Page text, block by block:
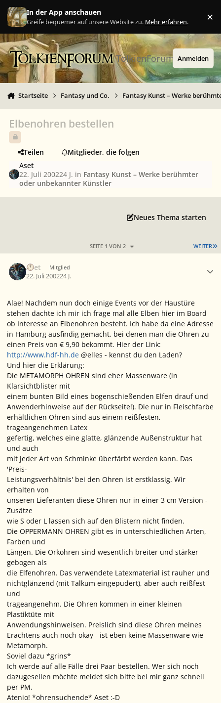
Zu Inhalt springen
In der App anschauen
Greife bequemer auf unsere Website zu. Mehr erfahren. ×
TolkienForum Anmelden
Startseite Fantasy und Co. Fantasy Kunst – Werke
Elbenohren bestellen
Teilen
Mitglieder, die folgen
Aset
22. Juli 200224 J. in Fantasy Kunst – Werke berühmter
oder unbekannter Künstler
Neues Thema starten
WEITER
SEITE 1 VON 2
Aset Mitglied
22. Juli 200224 J.
Alae! Nachdem nun doch einige Events vor der Haustüre
stehen dachte ich mir ich frage mal alle Elben hier im Board
ob Interesse an Elbenohren besteht. Ich habe da eine Adresse
in Hamburg ausfindig gemacht, bei denen man die Ohren zu
einen Preis von € 9,90 bekommt. Hier der Link:
http://www.hdf-hh.de @elles - kennst du den Laden?
Und hier die Erklärung:
Die METAMORPH OHREN sind eher Massenware (in
Klarsichtblister mit
einem bunten Bild eines bogenschießenden Elfen drauf und
Anwenderhinweise auf der Rückseite!). Die nur in Fleischfarbe
erhältlichen Ohren sind aus einem reißfesten,
trageangenehmen Latex
gefertig, welches eine glatte, glänzende Außenstruktur hat
und auch
mit jeder Art von Schminke überfärbt werden kann. Das
'Preis-
Leistungsverhältnis' bei den Ohren ist erstklassig. Wir
erhalten von
unseren Lieferanten diese Ohren nur in einer 3 cm Version -
Zusätze
wie S oder L lassen sich auf den Blistern nicht finden.
Die OPPERMANN OHREN gibt es in unterschiedlichen Arten,
Farben und
Längen. Die Orkohren sind wesentlich breiter und stärker
gebogen als
die Elfenohren. Das verwendete Latexmaterial ist rauher und
nichtglänzend (mit Talkum eingepudert), aber auch reißfest
und
trageangenehm. Die Ohren kommen in einer kleinen
Plastiktüte mit
Anwendungshinweisen. Preislich sind diese Ohren meines
Erachtens auch noch okay - ist eben keine Massenware wie
Metamorph.
Soviel dazu *grins*
Ich werde auf alle Fälle drei Paar bestellen. Wer sich noch
dazugesellen möchte meldet sich bitte bei mir ganz schnell
per PM.
Atenio! *ohrensuchende* Aset :-D